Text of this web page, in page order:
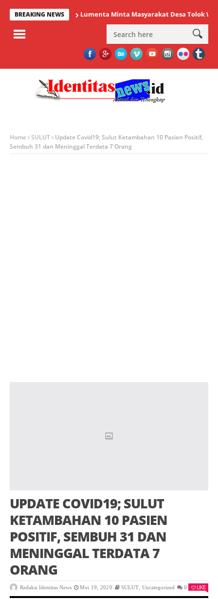
BREAKING NEWSLumenta Minta Masyarakat Desa Tolok
Home SULUT
Update Covid19; Sulut Ketambahan 10 Pasien Positif,
Sembuh 31 dan Meninggal Terdata 7 Orang
UPDATE COVID19; SULUT
KETAMBAHAN 10 PASIEN
POSITIF, SEMBUH 31 DAN
MENINGGAL TERDATA 7
ORANG
Redaksi Identitas News Mei 19, 2020 SULUT Uncategorized 0 LIKE